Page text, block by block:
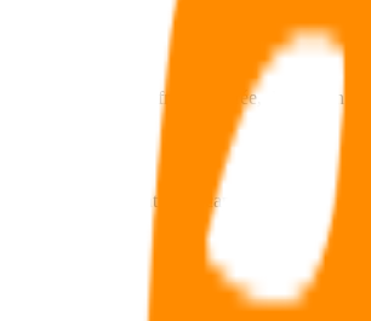
la gratuité des frais d’entrée, de gestion et
en contrat de capitalisation :